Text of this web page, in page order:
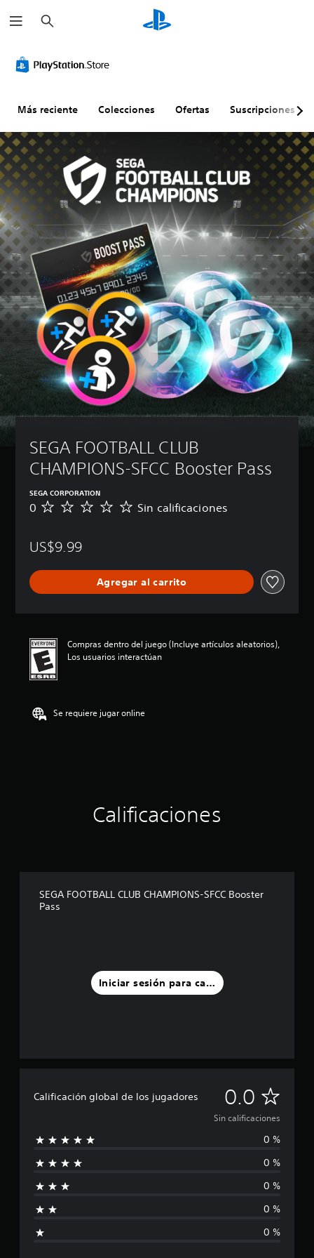
u
s
r
Más reciente Colecciones Ofertas Suscripciones
SEGA FOOTBALL CLUB
CHAMPIONS-SFCC Booster Pass
SEGA CORPORATION
S
c
i
c
o
s
0 Sin calificaciones
US$9.99
Agregar al carrito
Compras dentro del juego (Incluye artículos aleatorios),
Los usuarios interactúan
Se requiere jugar online
Calificaciones
SEGA FOOTBALL CLUB CHAMPIONS-SFCC Booster
Pass
Iniciar sesión para calificar
Calificación global de los jugadores 0.0 S
i
n
c
a
Sin calificaciones
0 %
0 %
0 %
0 %
0 %